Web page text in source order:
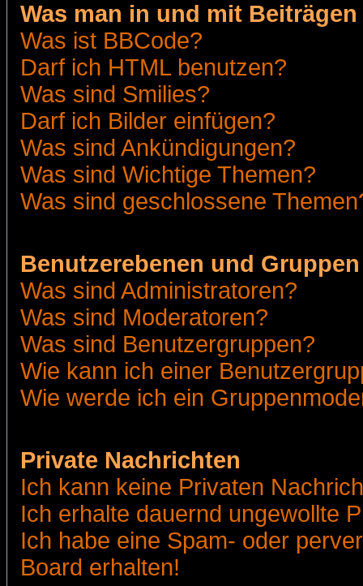
Was man in und mit
Was ist BBCode?
Darf ich HTML benutzen?
Was sind Smilies?
Darf ich Bilder einfügen?
Was sind Ankündigungen?
Was sind Wichtige Themen?
Was sind geschlossene
Benutzerebenen und Gruppen
Was sind Administratoren?
Was sind Moderatoren?
Was sind Benutzergruppen?
Wie kann ich einer
Wie werde ich ein
Private Nachrichten
Ich kann keine Privaten
Ich erhalte dauernd ungewollte
Ich habe eine Spam- oder
Board erhalten!